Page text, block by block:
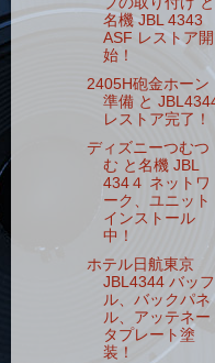
名機 JBL 4343
ASF レストア開
始！
2405H砲金ホーン
準備 と
レストア完了！
ディズニーつむつ
む と名機 JBL
434４ ネットワ
ーク、ユニット
インストール
中！
ホテル日航東京
JBL4344 バッフ
ル、バックパネ
ル、アッテネー
タプレート塗
装！